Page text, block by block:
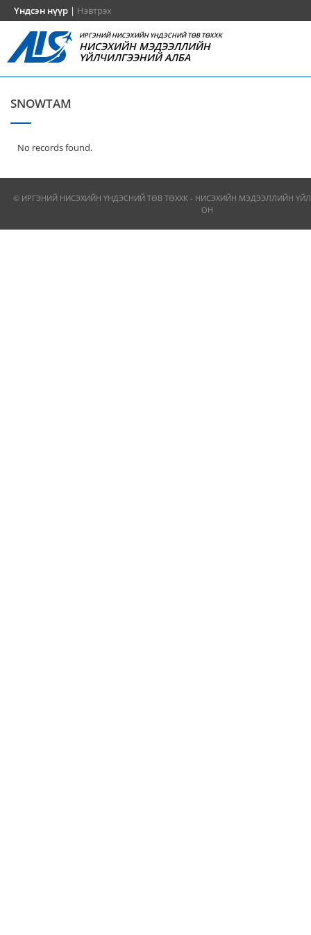
Үндсэн нүүр | Нэвтрэх
ИРГЭНИЙ НИСЭХИЙН ҮНДЭСНИЙ ТӨВ ТӨХХК
НИСЭХИЙН МЭДЭЭЛЛИЙН
ҮЙЛЧИЛГЭЭНИЙ АЛБА
SNOWTAM
No records found.
© ИРГЭНИЙ НИСЭХИЙН ҮНДЭСНИЙ ТӨВ ТӨХХК - НИСЭХИЙН МЭДЭЭЛЛИЙН
ОН